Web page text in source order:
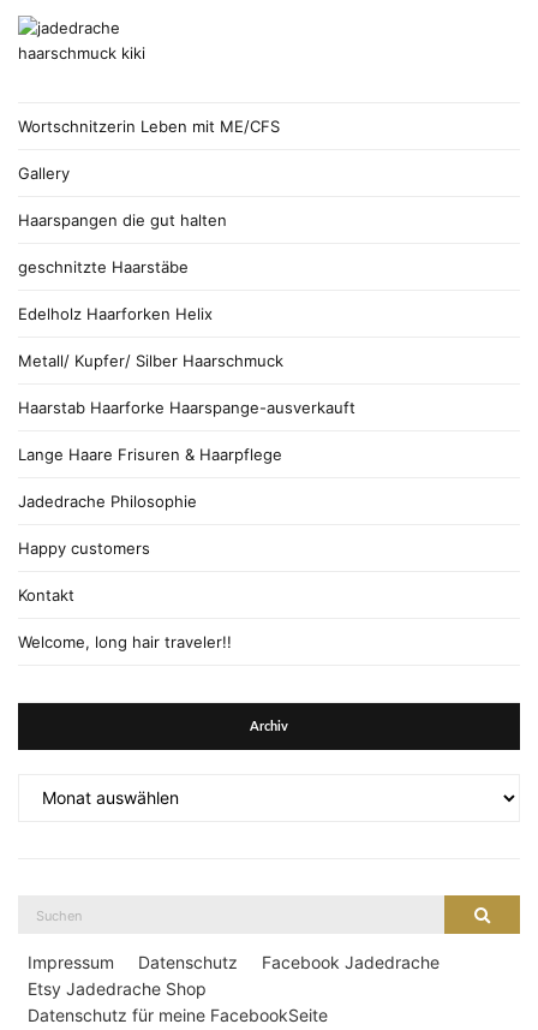
Wortschnitzerin Leben mit ME/CFS
Gallery
Haarspangen die gut halten
geschnitzte Haarstäbe
Edelholz Haarforken Helix
Metall/ Kupfer/ Silber Haarschmuck
Haarstab Haarforke Haarspange-ausverkauft
Lange Haare Frisuren & Haarpflege
Jadedrache Philosophie
Happy customers
Kontakt
Welcome, long hair traveler!!
Archiv
Impressum Datenschutz
Facebook Jadedrache
Etsy Jadedrache Shop
Datenschutz für meine FacebookSeite